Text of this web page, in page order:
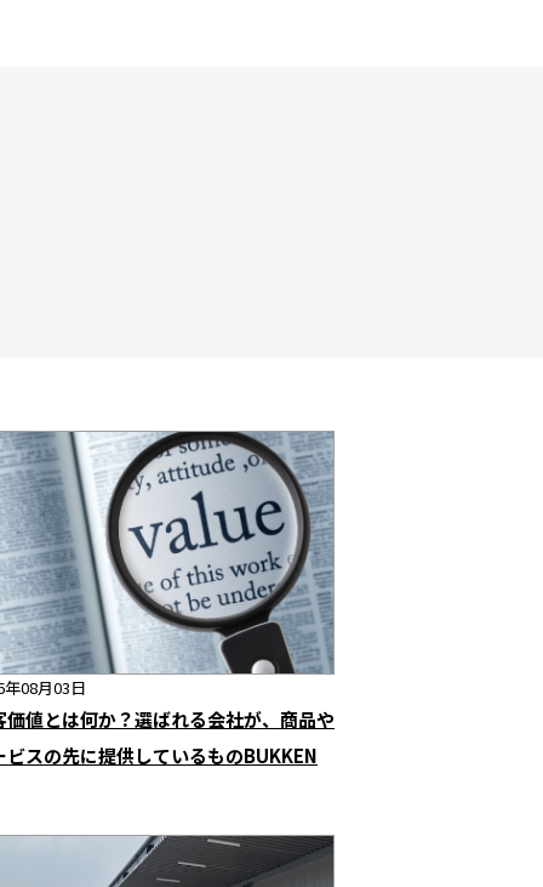
年08月03日
価値とは何か？選ばれる会社が、商品や
ビスの先に提供しているものBUKKEN